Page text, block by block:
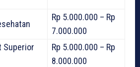
Rp 5.000.000 – Rp
7.000.000
Superior
Rp 5.000.000 – Rp
8.000.000